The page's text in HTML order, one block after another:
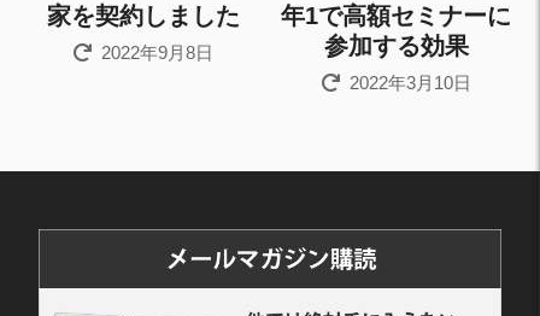
家を契約しました
2022年9月8日
年1で高額セミナーに
参加する効果
2022年3月10日